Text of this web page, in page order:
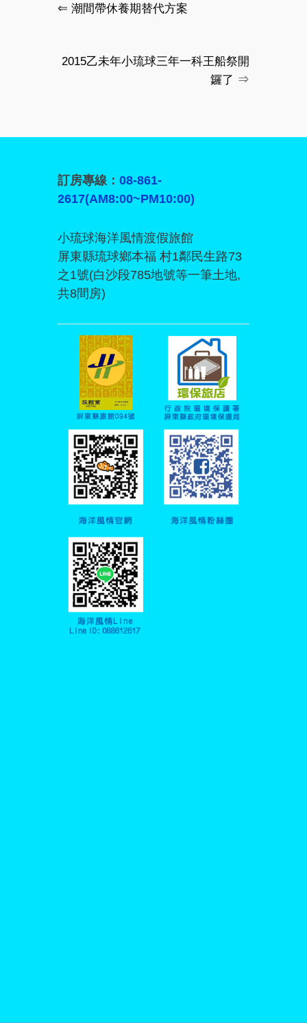
⇐ 潮間帶休養期替代方案
2015乙未年小琉球三年一科王船祭開
鑼了 ⇒
訂房專線： 08-861-
2617(AM8:00~PM10:00)
小琉球海洋風情渡假旅館
屏東縣琉球鄉本福 村1鄰民生路73
之1號(白沙段785地號等一筆土地,
共8間房)